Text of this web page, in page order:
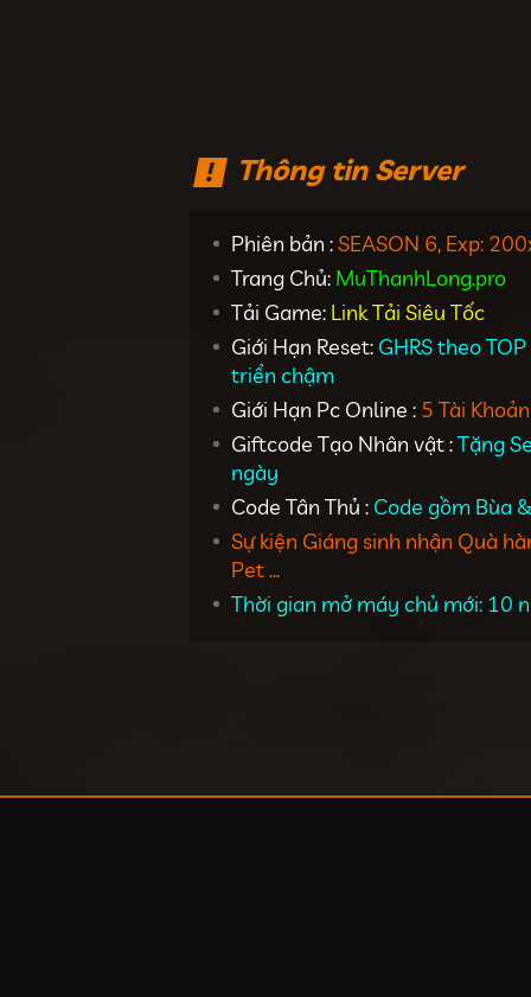
Thông tin Server
Phiên bản :SEASON 6, Exp:
Trang Chủ: MuThanhLong.pro
Tải Game: Link Tải Siêu Tốc
Giới Hạn Reset: GHRS theo
triển chậm
Giới Hạn Pc Online : 5 Tài
Giftcode Tạo Nhân vật :Tặng
ngày
Code Tân Thủ : Code gồm Bùa
Sự kiện Giáng sinh nhận Quà
Pet ...
Thời gian mở máy chủ mới: 10